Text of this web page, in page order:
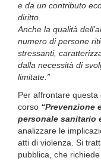
e da un contributo
diritto.
Anche la qualità
numero di persone
stressanti,
dalla necessità di
limitate.”
Per affrontare
corso “Prevenzione
personale sanitario
analizzare le
atti di violenza. Si
pubblica, che